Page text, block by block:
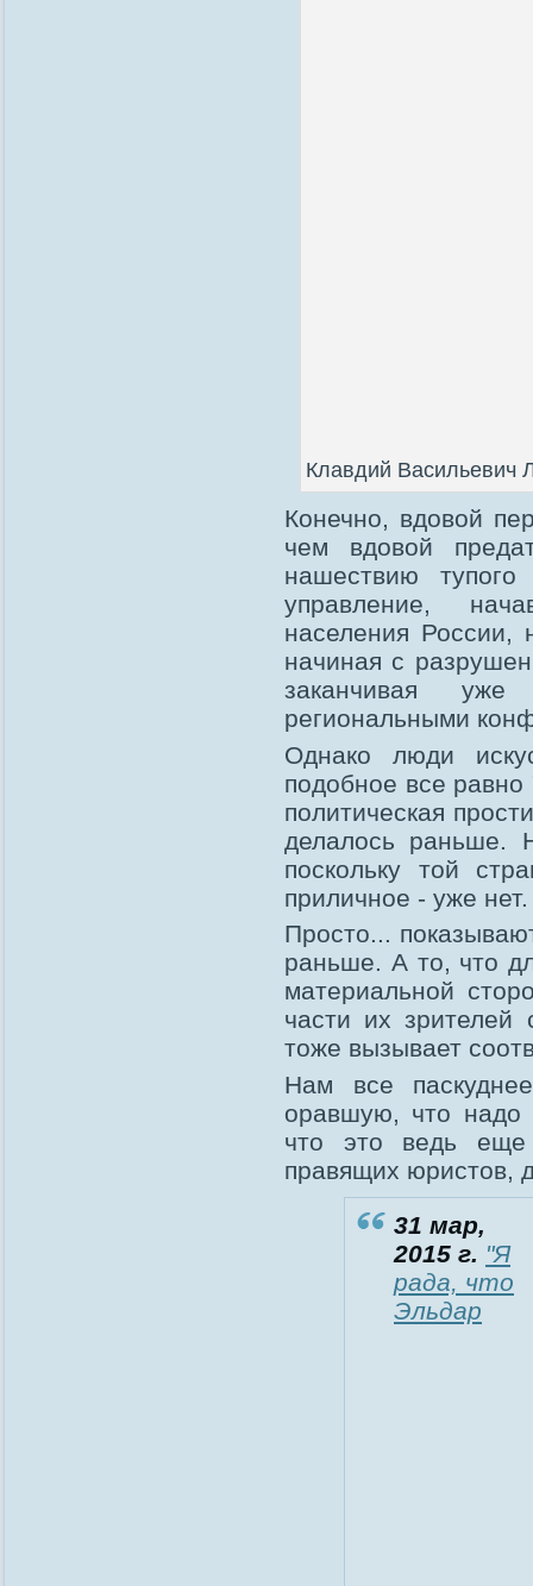
Клавдий Васильевич
Конечно, вдовой
чем вдовой
нашествию тупого
управление,
населения России,
начиная с
заканчивая
региональными
Однако люди
подобное все равно
политическая
делалось раньше.
поскольку той
приличное - уже нет.
Просто...
раньше. А то, что
материальной
части их зрителей
тоже вызывает
Нам все
оравшую, что надо
что это ведь
правящих юристов,
31 мар,
2015 г. "Я
рада, что
Эльдар